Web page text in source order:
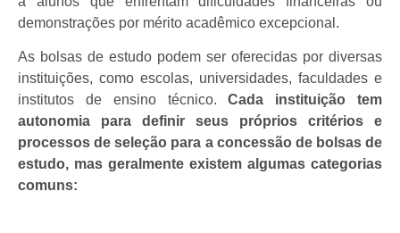
demonstrações por mérito acadêmico excepcional.
As bolsas de estudo podem ser oferecidas por diversas
instituições, como escolas, universidades, faculdades e
institutos de ensino técnico.Cada instituição tem
autonomia para definir seus próprios critérios e
processos de seleção para a concessão de bolsas de
estudo, mas geralmente existem algumas categorias
comuns: